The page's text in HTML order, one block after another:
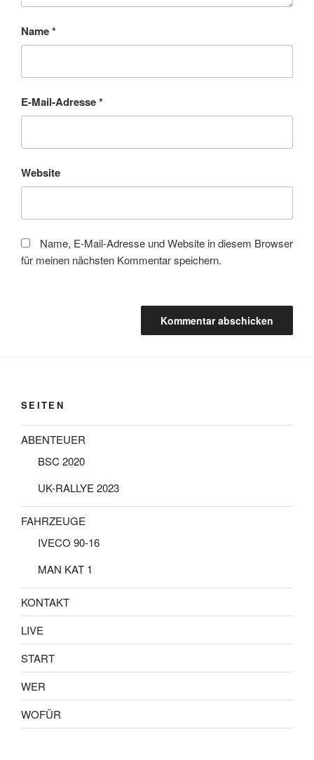
Name*
E-Mail-Adresse*
Website
Name, E-Mail-Adresse und Website in diesem Browser
für meinen nächsten Kommentar speichern.
SEITEN
ABENTEUER
BSC 2020
UK-RALLYE 2023
FAHRZEUGE
IVECO 90-16
MAN KAT 1
KONTAKT
LIVE
START
WER
WOFÜR